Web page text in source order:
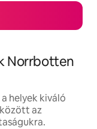
Norrbotten
helyek kiváló
az